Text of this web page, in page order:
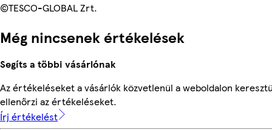
©TESCO-GLOBAL Zrt.
Még nincsenek értékelések
Segíts a többi vásárlónak
Az értékeléseket a vásárlók közvetlenül a weboldalon
ellenőrzi az értékeléseket.
Írj értékelést